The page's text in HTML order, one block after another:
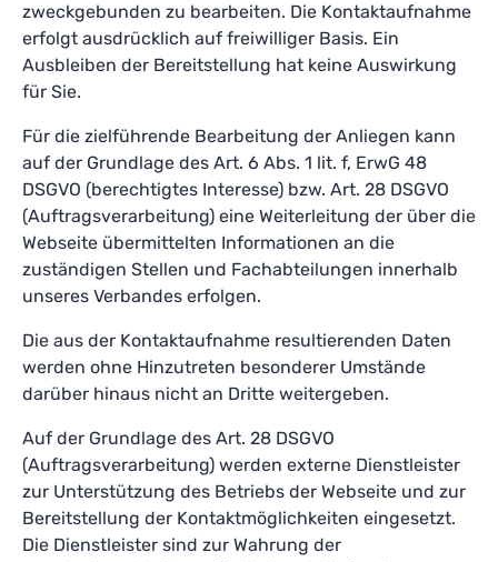
zweckgebunden zu bearbeiten. Die Kontaktaufnahme
erfolgt ausdrücklich auf freiwilliger Basis. Ein
Ausbleiben der Bereitstellung hat keine Auswirkung
für Sie.
Für die zielführende Bearbeitung der Anliegen kann
auf der Grundlage des Art. 6 Abs. 1 lit. f, ErwG 48
DSGVO (berechtigtes Interesse) bzw. Art. 28 DSGVO
(Auftragsverarbeitung) eine Weiterleitung der über die
Webseite übermittelten Informationen an die
zuständigen Stellen und Fachabteilungen innerhalb
unseres Verbandes erfolgen.
Die aus der Kontaktaufnahme resultierenden Daten
werden ohne Hinzutreten besonderer Umstände
darüber hinaus nicht an Dritte weitergeben.
Auf der Grundlage des Art. 28 DSGVO
(Auftragsverarbeitung) werden externe Dienstleister
zur Unterstützung des Betriebs der Webseite und zur
Bereitstellung der Kontaktmöglichkeiten eingesetzt.
Die Dienstleister sind zur Wahrung der